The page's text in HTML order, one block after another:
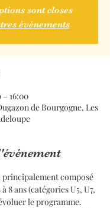
sont closes
événements
– 16:00
de Bourgogne, Les
composé
8 ans (catégories U5, U7,
le programme.